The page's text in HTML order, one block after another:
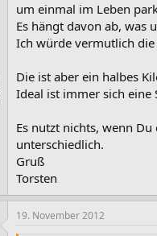
um einmal im Leben
Es hängt davon ab, was
Ich würde vermutlich
Die ist aber ein halbes
Ideal ist immer sich eine
Es nutzt nichts, wenn
unterschiedlich.
Gruß
Torsten
19. November 2012